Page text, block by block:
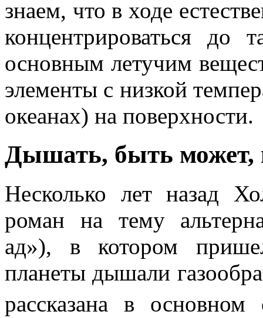
знаем, что в ходе
концентрироваться до
основным летучим
элементы с низкой
океанах) на поверхности.
Дышать, быть может,
Несколько лет назад
роман на тему
ад»), в котором
планеты дышали
рассказана в